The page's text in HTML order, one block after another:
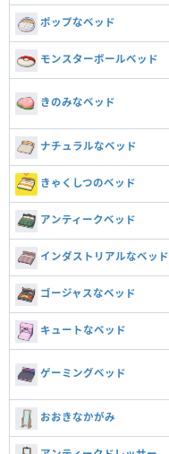
ポップなベッド
モンスターボールベッド
きのみなベッド
ナチュラルなベッド
きゃくしつのベッド
アンティークベッド
インダストリアルなベッド
ゴージャスなベッド
キュートなベッド
ゲーミングベッド
おおきなかがみ